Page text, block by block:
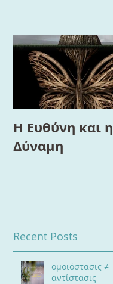
Η Ευθύνη και η
Δύναμη
Recent Posts
ομοιόστασις ≠
αντίστασις